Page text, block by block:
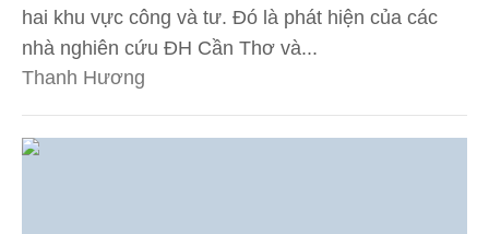
hai khu vực công và tư. Đó là phát hiện của các
nhà nghiên cứu ĐH Cần Thơ và...
Thanh Hương